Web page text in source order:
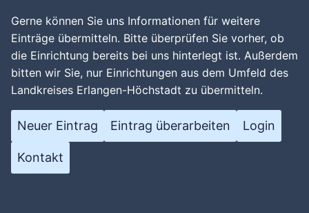
Gerne können Sie uns Informationen für weitere
Einträge übermitteln. Bitte überprüfen Sie vorher, ob
die Einrichtung bereits bei uns hinterlegt ist. Außerdem
bitten wir Sie, nur Einrichtungen aus dem Umfeld des
Landkreises Erlangen-Höchstadt zu übermitteln.
Neuer Eintrag Eintrag überarbeiten Login
Kontakt